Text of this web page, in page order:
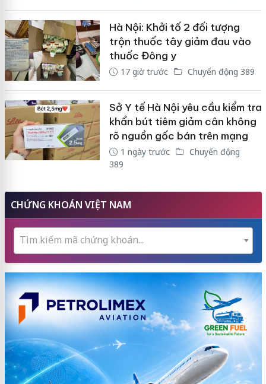
Hà Nội: Khởi tố 2 đối tượng
trộn thuốc tây giảm đau vào
thuốc Đông y
17 giờ trước Chuyển động 389
Sở Y tế Hà Nội yêu cầu kiểm tra
khẩn bút tiêm giảm cân không
rõ nguồn gốc bán trên mạng
1 ngày trước
Chuyển động
389
CHỨNG KHOÁN VIỆT NAM
Tìm kiếm mã chứng khoán...